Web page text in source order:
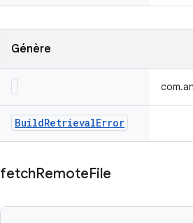
Génère
BuildRetrievalError
fetchRemoteFile